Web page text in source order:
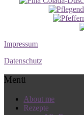
Impressum
Datenschutz
Menü
About me
Rezepte